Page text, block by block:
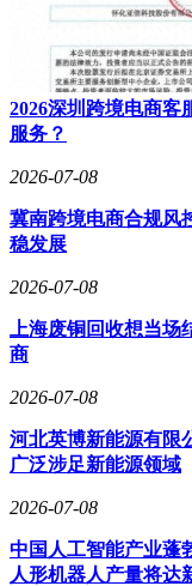
2026深圳跨境电商客
服务？
2026-07-08
冀南跨境电商合规风
稳发展
2026-07-08
上海废铜回收想当
商
2026-07-08
河北英博新能源有限
广泛涉足新能源领域
2026-07-08
中国人工智能产业蓬
人形机器人产量将达